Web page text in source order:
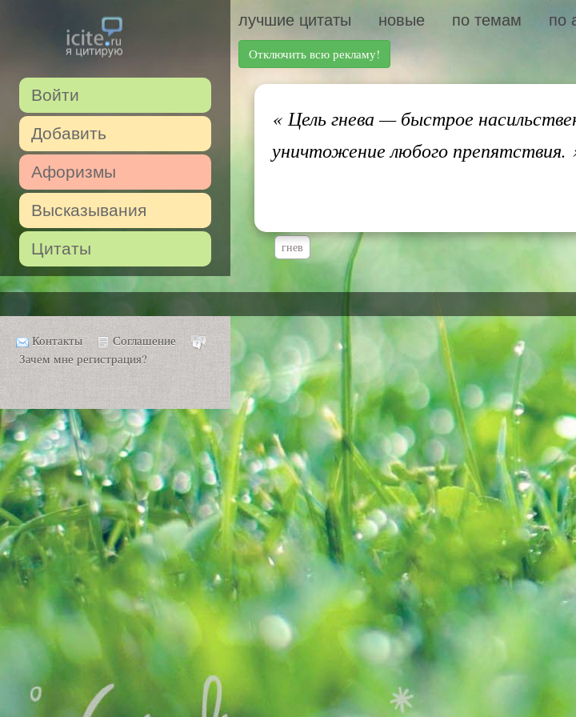
Войти
Добавить
Афоризмы
Высказывания
Цитаты
лучшие цитаты новые по темам по
Отключить всю рекламу!
«Цель гнева — быстрое
уничтожение любого препятствия.
гнев
Контакты
Соглашение
Зачем мне регистрация?